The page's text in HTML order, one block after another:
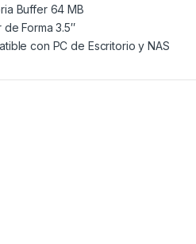
Buffer 64 MB
de Forma 3.5″
con PC de Escritorio y NAS